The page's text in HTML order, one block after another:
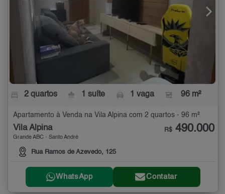
2 quartos 1 suíte 1 vaga 96 m²
Apartamento à Venda na Vila Alpina com 2 quartos - 96 m²
Vila Alpina
Grande ABC - Santo André
Rua Ramos de Azevedo, 125
R$ 490.000
WhatsApp Contatar